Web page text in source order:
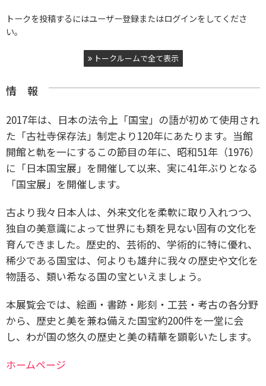
トークを投稿するにはユーザー登録またはログインをしてくださ
い。
トークルームで全て表示
情 報
2017年は、日本の法令上「国宝」の語が初めて使用され
た「古社寺保存法」制定より120年にあたります。当館
開館と軌を一にするこの節目の年に、昭和51年（1976）
に「日本国宝展」を開催して以来、実に41年ぶりとなる
「国宝展」を開催します。
古より我々日本人は、外来文化を柔軟に取り入れつつ、
独自の美意識によって世界にも類を見ない固有の文化を
育んできました。歴史的、芸術的、学術的に特に優れ、
稀少である国宝は、何よりも雄弁に我々の歴史や文化を
物語る、類い希なる国の宝といえましょう。
本展覧会では、絵画・書跡・彫刻・工芸・考古の各分野
から、歴史と美を兼ね備えた国宝約200件を一堂に会
し、わが国の悠久の歴史と美の精華を顕彰いたします。
ホームページ